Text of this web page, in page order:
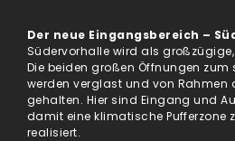
Der neue Eingangsbereich –
Südervorhalle wird als
Die beiden großen Öffnungen
werden verglast und von Rahmen
gehalten. Hier sind Eingang und
damit eine klimatische Pufferzone
realisiert.